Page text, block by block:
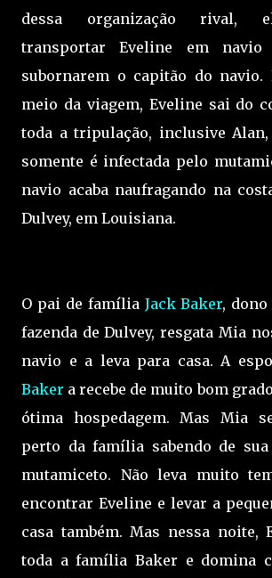
dessa organização rival,
transportar Eveline em navio
subornarem o capitão do navio.
meio da viagem, Eveline sai do
toda a tripulação, inclusive
somente é infectada pelo
navio acaba naufragando na
Dulvey, em Louisiana.
O pai de família Jack Baker,
fazenda de Dulvey, resgata Mia
navio e a leva para casa. A
Baker a recebe de muito bom
ótima hospedagem. Mas Mia
perto da família sabendo de
mutamiceto. Não leva muito
encontrar Eveline e levar a
casa também. Mas nessa noite,
toda a família Baker e domina